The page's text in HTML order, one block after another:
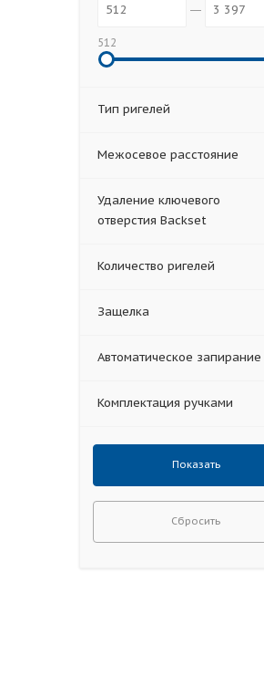
512
Тип ригелей
Межосевое расстояние
Удаление ключевого
отверстия Backset
Количество ригелей
Защелка
Автоматическое запирание
Комплектация ручками
Сбросить